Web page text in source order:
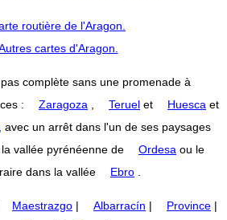
routière de l'Aragon.
cartes d'Aragon.
complète sans une promenade à
:
Zaragoza Teruel et Huesca et
, avec un arrêt dans l'un de ses paysages
vallée pyrénéenne de
Ordesa ou le
dans la vallée Ebro
Maestrazgo | Albarracín | Province |